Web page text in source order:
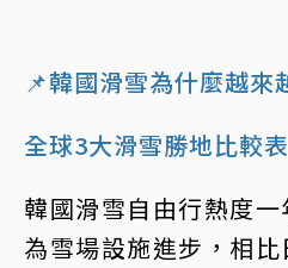
📌韓國滑雪為什麼越來
全球3大滑雪勝地比較表
韓國滑雪自由行熱度
為雪場設施進步，相